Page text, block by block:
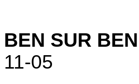
BEN SUR
11-05